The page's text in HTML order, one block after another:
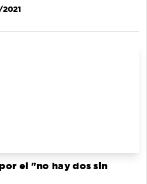
2021
el "no hay dos sin